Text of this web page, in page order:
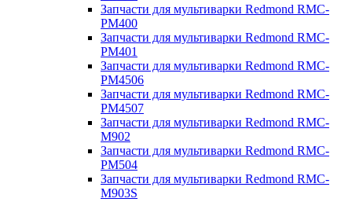
Запчасти для мультиварки Redmond RMC-
PM400
Запчасти для мультиварки Redmond RMC-
PM401
Запчасти для мультиварки Redmond RMC-
PM4506
Запчасти для мультиварки Redmond RMC-
PM4507
Запчасти для мультиварки Redmond RMC-
M902
Запчасти для мультиварки Redmond RMC-
PM504
Запчасти для мультиварки Redmond RMC-
M903S